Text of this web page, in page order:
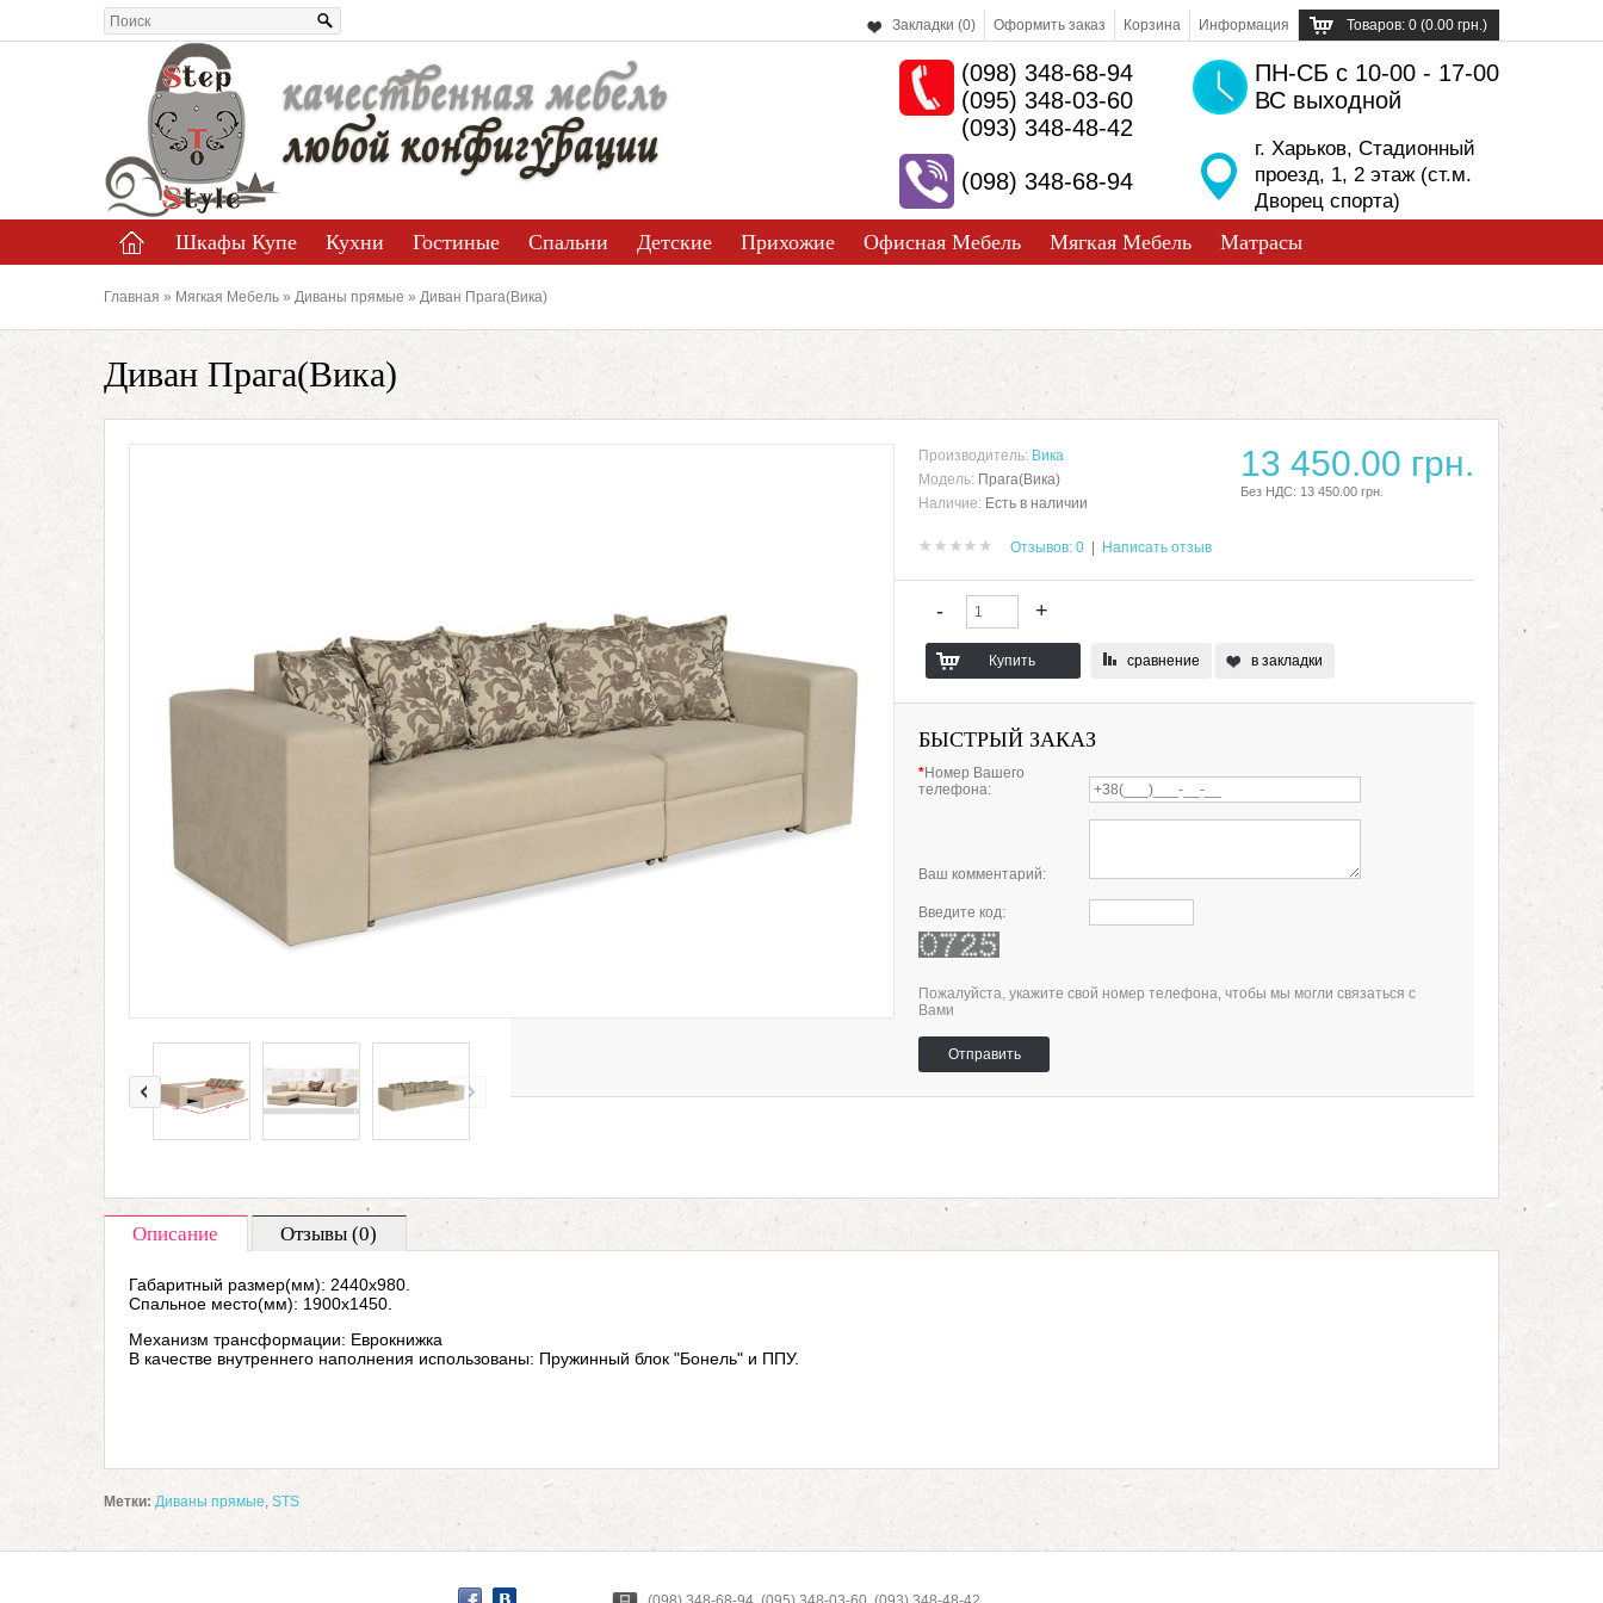
Товаров: 0 (0.00 грн.)
Информация
Корзина
Оформить заказ
Закладки (0)
ПН-СБ с 10-00 - 17-00
ВС выходной
г. Харьков, Стадионный
проезд, 1, 2 этаж (ст.м.
Дворец спорта)
(098) 348-68-94
(095) 348-03-60
(093) 348-48-42
(098) 348-68-94
качественная мебель
любой конфигурации
Шкафы Купе Кухни Гостиные Спальни Детские Прихожие Офисная Мебель Мягкая Мебель Матрасы
Главная » Мягкая Мебель » Диваны прямые » Диван Прага(Вика)
Диван Прага(Вика)
13 450.00 грн.
Без НДС: 13 450.00 грн.
Производитель: Вика
Модель: Прага(Вика)
Наличие: Есть в наличии
Отзывов: 0 | Написать отзыв
сравнение в закладки
БЫСТРЫЙ ЗАКАЗ
*Номер Вашего
телефона:
Ваш комментарий:
Введите код:
Пожалуйста, укажите свой номер телефона, чтобы мы могли связаться с
Вами
Отправить
Описание Отзывы (0)
Габаритный размер(мм): 2440х980
Спальное место(мм): 1900х1450.
Механизм трансформации: Еврокнижка
В качестве внутреннего наполнения использованы: Пружинный блок "Бонель" и ППУ.
Метки: Диваны прямые STS